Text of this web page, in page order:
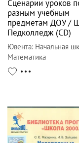
Сценарии уроков
разным учебным
предметам ДОУ /
Педколледж (CD)
Ювента: Начальная
Математика